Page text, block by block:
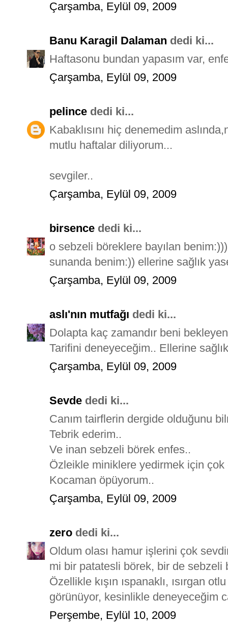
Çarşamba, Eylül 09, 2009
Banu Karagil Dalaman dedi ki...
Haftasonu bundan yapasım var,
Çarşamba, Eylül 09, 2009
pelince dedi ki...
Kabaklısını hiç denemedim
mutlu haftalar diliyorum...
sevgiler..
Çarşamba, Eylül 09, 2009
birsence dedi ki...
o sebzeli böreklere bayılan
sunanda benim:)) ellerine sağlık
Çarşamba, Eylül 09, 2009
aslı'nın mutfağı dedi ki...
Dolapta kaç zamandır beni
Tarifini deneyeceğim.. Ellerine
Çarşamba, Eylül 09, 2009
Sevde dedi ki...
Canım tairflerin dergide olduğunu
Tebrik ederim..
Ve inan sebzeli börek enfes..
Özleikle miniklere yedirmek için çok
Kocaman öpüyorum..
Çarşamba, Eylül 09, 2009
zero dedi ki...
Oldum olası hamur işlerini çok
mi bir patatesli börek, bir de
Özellikle kışın ıspanaklı, ısırgan
görünüyor, kesinlikle deneyeceğim
Perşembe, Eylül 10, 2009